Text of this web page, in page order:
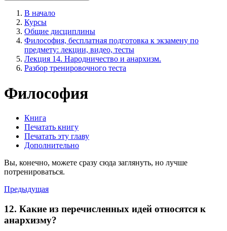
В начало
Курсы
Общие дисциплины
Философия, бесплатная подготовка к экзамену по
предмету: лекции, видео, тесты
Лекция 14. Народничество и анархизм.
Разбор тренировочного теста
Философия
Книга
Печатать книгу
Печатать эту главу
Дополнительно
Вы, конечно, можете сразу сюда заглянуть, но лучше
потренироваться.
Предыдущая
12. Какие из перечисленных идей относятся к
анархизму?